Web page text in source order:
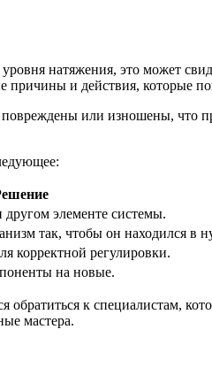
натяжения, это может
и действия, которые
или изношены, что
элементе системы.
так, чтобы он находился в
корректной регулировки.
на новые.
к специалистам,
мастера.